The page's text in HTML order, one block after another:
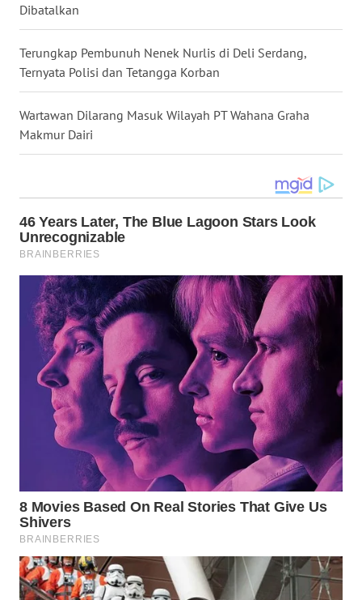
Dibatalkan
Terungkap Pembunuh Nenek Nurlis di Deli Serdang,
Ternyata Polisi dan Tetangga Korban
Wartawan Dilarang Masuk Wilayah PT Wahana Graha
Makmur Dairi
WN
WN
CIANJUR
WN
KEPULAUAN
WN
TANGERANG
WN
BINJAI
WN
CIREBON
WN
INDRAMAYU
KUNINGAN
WN
MAJALENGKA
WN
SUBANG